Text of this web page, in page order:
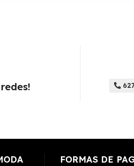
FORMAS DE